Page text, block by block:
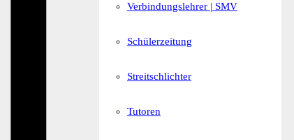
Verbindungslehrer | SMV
Schülerzeitung
Streitschlichter
Tutoren